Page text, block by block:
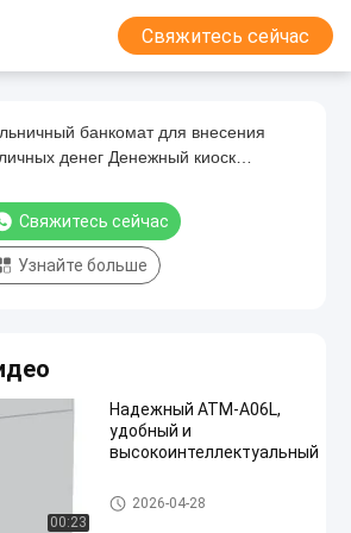
Свяжитесь сейчас
банкомат для внесения
денег Денежный киоск
Свяжитесь сейчас
Узнайте больше
00:23
Надежный ATM-A06L,
удобный и
высокоинтеллектуальный
банкомат atm
2026-04-28